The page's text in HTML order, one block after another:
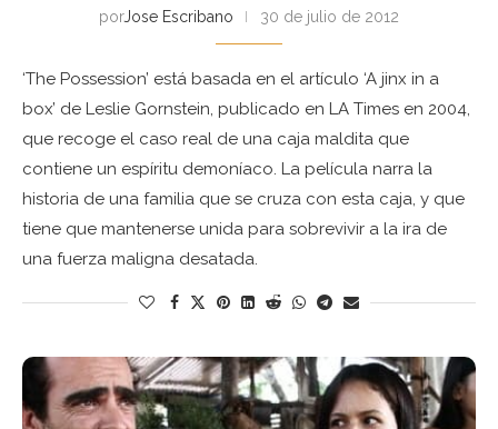
porJose Escribano 30 de julio de 2012
‘The Possession’ está basada en el artículo ‘A jinx in a
box’ de Leslie Gornstein, publicado en LA Times en 2004,
que recoge el caso real de una caja maldita que
contiene un espíritu demoníaco. La película narra la
historia de una familia que se cruza con esta caja, y que
tiene que mantenerse unida para sobrevivir a la ira de
una fuerza maligna desatada.